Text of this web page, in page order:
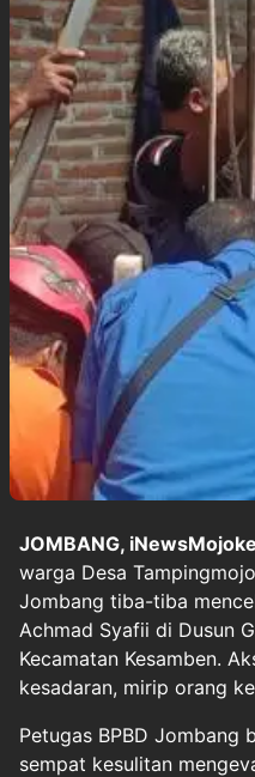
JOMBANG,
warga Desa
Jombang tiba-tiba
Achmad Syafii di Dusun
Kecamatan Kesamben.
kesadaran, mirip orang
Petugas BPBD Jombang
sempat kesulitan